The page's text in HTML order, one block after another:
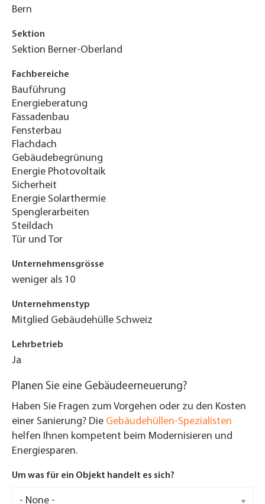
Bern
Sektion
Sektion Berner-Oberland
Fachbereiche
Bauführung
Energieberatung
Fassadenbau
Fensterbau
Flachdach
Gebäudebegrünung
Energie Photovoltaik
Sicherheit
Energie Solarthermie
Spenglerarbeiten
Steildach
Tür und Tor
Unternehmensgrösse
weniger als 10
Unternehmenstyp
Mitglied Gebäudehülle Schweiz
Lehrbetrieb
Ja
Planen Sie eine Gebäudeerneuerung?
Haben Sie Fragen zum Vorgehen oder zu den Kosten
einer Sanierung? Die Gebäudehüllen-Spezialisten
helfen Ihnen kompetent beim Modernisieren und
Energiesparen.
Um was für ein Objekt handelt es sich?